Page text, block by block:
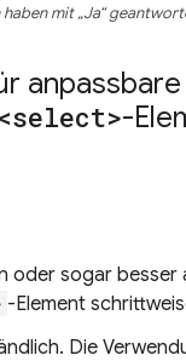
mit „Ja“
<select>-
sogar besser
-Element
Die